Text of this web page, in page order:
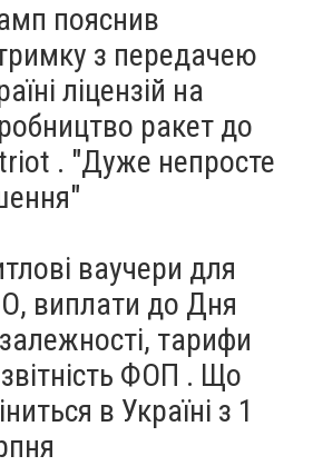
пояснив
з передачею
ліцензій на
ракет до
. "Дуже непросте
ваучери для
виплати до Дня
тарифи
ФОП . Що
в Україні з 1